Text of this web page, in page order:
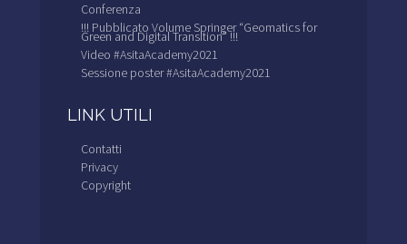
Conferenza
!!! Pubblicato Volume Springer “Geomatics for
Green and Digital Transition” !!!
Video #AsitaAcademy2021
Sessione poster #AsitaAcademy2021
LINK UTILI
Contatti
Privacy
Copyright